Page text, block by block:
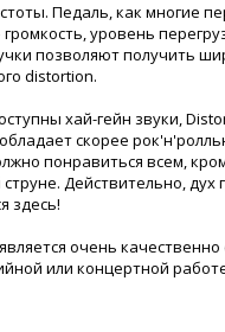
Педаль, как многие
уровень
позволяют получить
distortion.
хай-гейн звуки,
скорее
понравиться всем,
Действительно, дух
здесь!
очень
или концертной